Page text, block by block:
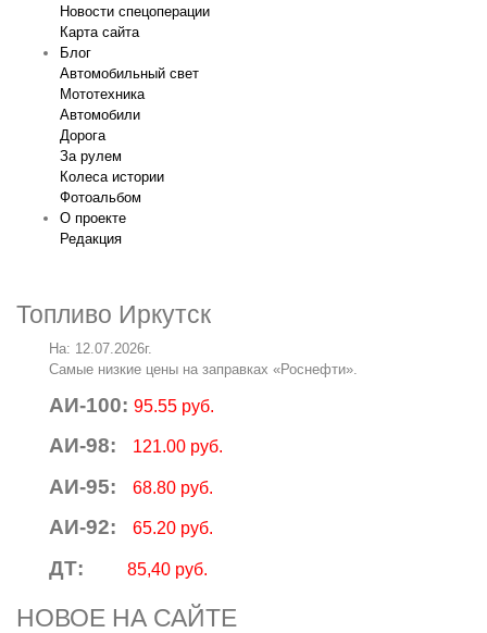
Новости спецоперации
Карта сайта
Блог
Автомобильный свет
Мототехника
Автомобили
Дорога
За рулем
Колеса истории
Фотоальбом
О проекте
Редакция
Топливо Иркутск
На: 12.07.2026г.
Самые низкие цены на заправках «Роснефти».
АИ-100: 95.55 руб.
АИ-98: 121.00 руб.
АИ-95: 68.80 руб.
АИ-92: 65.20 руб.
ДТ: 85,40 руб.
НОВОЕ НА САЙТЕ